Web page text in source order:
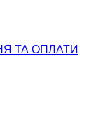
ТА ОПЛАТИ